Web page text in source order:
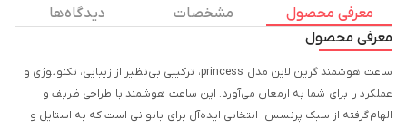
معرفی محصول مشخصات
دیدگاه ها
معرفی محصول
ساعت هوشمند گرین لاین مدل princess، ترکیبی بی‌نظیر از زیبایی، تکنولوژی و
عملکرد را برای شما به ارمغان می‌آورد. این ساعت هوشمند با طراحی ظریف و
الهام‌گرفته از سبک پرنسس، انتخابی ایده‌آل برای بانوانی است که به استایل و